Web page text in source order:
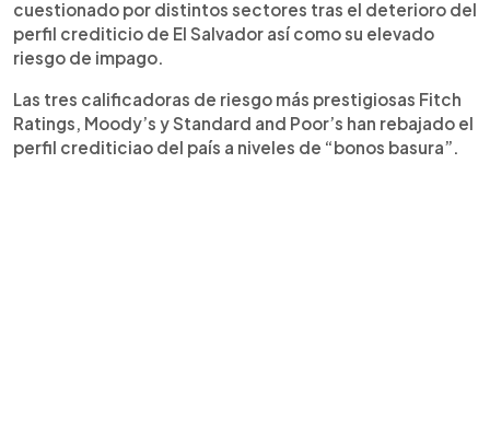
cuestionado por distintos sectores tras el deterioro del
perfil crediticio de El Salvador así como su elevado
riesgo de impago.
Las tres calificadoras de riesgo más prestigiosas Fitch
Ratings, Moody’s y Standard and Poor’s han rebajado el
perfil crediticiao del país a niveles de “bonos basura”.